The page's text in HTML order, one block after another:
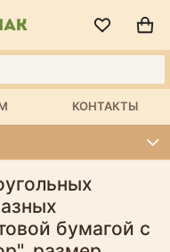
КОНТАКТЫ
бумагой с